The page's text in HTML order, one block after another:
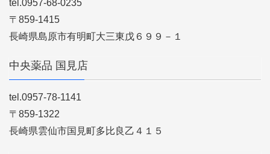
tel.0957-68-0235
〒859-1415
長崎県島原市有明町大三東戊６９９－１
中央薬品 国見店
tel.0957-78-1141
〒859-1322
長崎県雲仙市国見町多比良乙４１５